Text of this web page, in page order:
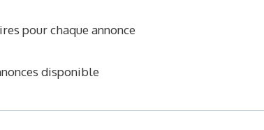
pour chaque annonce
disponible